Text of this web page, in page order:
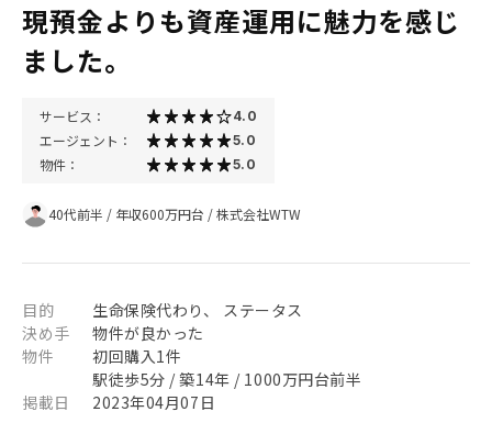
現預金よりも資産運用に魅力を感じ
ました。
サービス： 4.0
エージェント： 5.0
物件： 5.0
40代前半 / 年収600万円台 /株式会社WTW
目的
生命保険代わり、 ステータス
決め手
物件が良かった
物件
初回購入1件
駅徒歩5分 / 築14年 / 1000万円台前半
掲載日
2023年04月07日